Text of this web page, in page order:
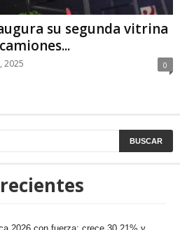
su segunda vitrina
2025 0